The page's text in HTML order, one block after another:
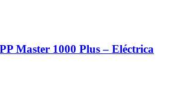
Master 1000 Plus – Eléctrica